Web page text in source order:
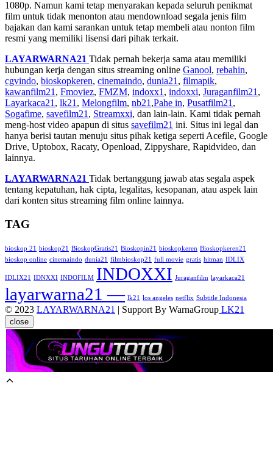
1080p. Namun kami tetap menyarakan kepada seluruh penikmat
film untuk tidak menonton atau mendownload segala jenis film
bajakan dan kami sarankan untuk tetap membeli atau nonton film
resmi yang memiliki lisensi dari pihak terkait.
LAYARWARNA21 Tidak pernah bekerja sama atau memiliki
hubungan kerja dengan situs streaming online Ganool, rebahin,
cgvindo, bioskopkeren, cinemaindo, dunia21 , filmapik,
kawanfilm21 , Fmoviez, FMZM, indoxx1 , indoxxi, Juraganfilm21 ,
Layarkaca21 , lk21 , Melongfilm, nb21 ,Pahe in, Pusatfilm21 ,
Sogafime, savefilm21 , Streamxxi, dan lain-lain. Kami tidak pernah
meng-host video apapun di situs savefilm21 ini. Situs ini legal dan
hanya berisi tautan menuju situs pihak ketiga seperti Acefile, Google
Drive, Uptobox, Racaty, Openload, Zippyshare, Rapidvideo, dan
lainnya.
LAYARWARNA21 Tidak bertanggung jawab atas segala aspek
tentang kepatuhan, hak cipta, legalitas, kesopanan, atau aspek lain
dari konten situs streaming film online lainnya.
TAG
bioskop 21 bioskop21 BioskopGratis21 Bioskopin21 bioskopkeren Bioskopkeren21
bioskop online cinemaindo dunia21 filmbioskop21 full movie gratis hitman IDLIX
IDLIX21 IDNXXI INDOFILM INDOXXI Juraganfilm layarkaca21
layarwarna21 — lk21 los angeles netflix Subtitle Indonesia
© 2023 LAYARWARNA21 | Support By WarnaGroup LK21
close